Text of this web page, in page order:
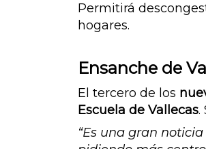
Permitirá
hogares.
Ensanche de
El tercero de los
Escuela de Vallecas.
“Es una gran